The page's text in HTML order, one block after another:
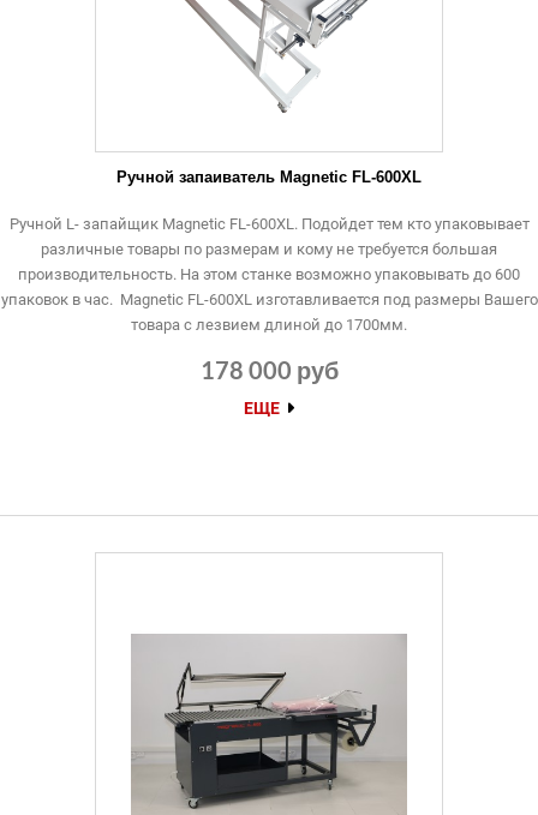
Ручной запаиватель Magnetic FL-600XL
Ручной L- запайщик Magnetic FL-600XL. Подойдет тем кто упаковывает
различные товары по размерам и кому не требуется большая
производительность. На этом станке возможно упаковывать до 600
упаковок в час. Magnetic FL-600XL изготавливается под размеры Вашего
товара с лезвием длиной до 1700мм.
178 000 руб
ЕЩЕ